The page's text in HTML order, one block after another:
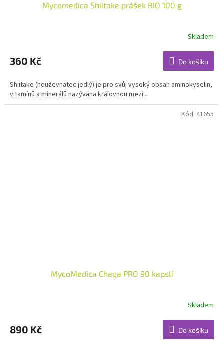
Mycomedica Shiitake prášek BIO 100 g
produktu
je
z
5
hvězdiček.
Skladem
360 Kč Do košíku
Shiitake (houževnatec jedlý) je pro svůj vysoký obsah aminokyselin,
vitamínů a minerálů nazývána královnou mezi...
MycoMedica Chaga PRO 90 kapslí
produktu
je
Skladem
890 Kč Do košíku
Kód: 41655